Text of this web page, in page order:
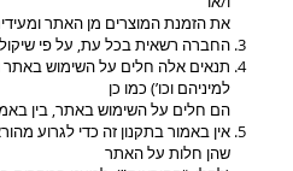
את הזמנת המוצרים מן האתר
החברה רשאית בכל עת, על פי
תנאים אלה חלים על השימוש באתר
למיניהם וכו’) כמו כן
הם חלים על השימוש באתר, בין
שהן חלות על האתר